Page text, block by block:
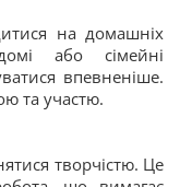
на домашніх
або сімейні
впевненіше.
та участю.
творчістю. Це